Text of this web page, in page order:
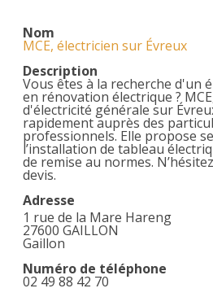
Nom
MCE, électricien sur Évreux
Description
Vous êtes à la recherche d'un
en rénovation électrique ?
d'électricité générale sur
rapidement auprès des
professionnels. Elle propose
l’installation de tableau
de remise au normes.
devis.
Adresse
1 rue de la Mare Hareng
27600 GAILLON
Gaillon
Numéro de téléphone
02 49 88 42 70